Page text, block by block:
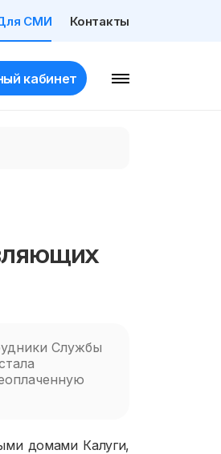
СМИ Контакты
кабинет
Службы
домами Калуги,